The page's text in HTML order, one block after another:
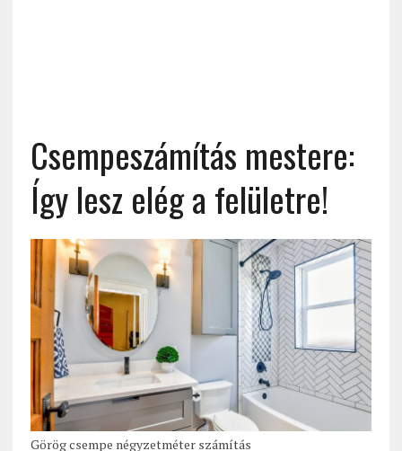
Csempeszámítás mestere:
Így lesz elég a felületre!
Görög csempe négyzetméter számítás